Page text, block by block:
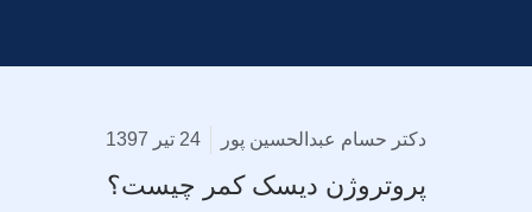
دکتر حسام عبدالحسین پور 24 تیر 1397
پروتروژن دیسک کمر چیست؟